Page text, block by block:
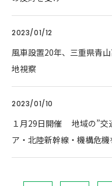
2023/01/12
風車設置20年、三重県青
地視察
2023/01/10
１月29日開催 地域の”交
ア・北陸新幹線・機構危